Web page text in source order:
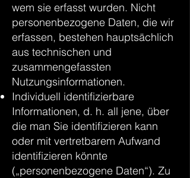
wem sie erfasst wurden. Nicht
personenbezogene Daten, die wir
erfassen, bestehen hauptsächlich
aus technischen und
zusammengefassten
Nutzungsinformationen.
Individuell identifizierbare
Informationen, d. h. all jene, über
die man Sie identifizieren kann
oder mit vertretbarem Aufwand
identifizieren könnte
(„personenbezogene Daten“). Zu